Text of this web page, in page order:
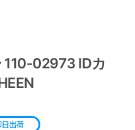
110-02973 IDカ
日出荷